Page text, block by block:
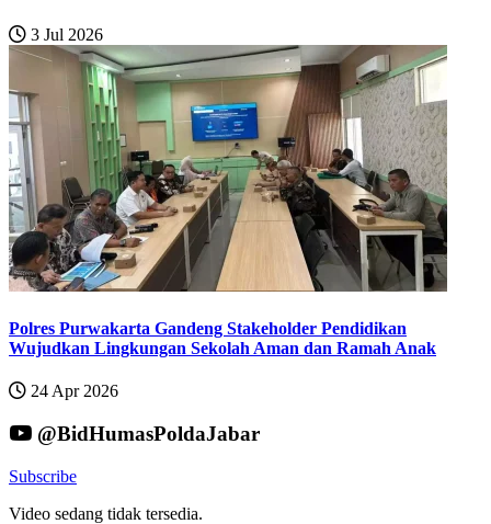
3 Jul 2026
Polres Purwakarta Gandeng Stakeholder Pendidikan
Wujudkan Lingkungan Sekolah Aman dan Ramah Anak
24 Apr 2026
@BidHumasPoldaJabar
Subscribe
Video sedang tidak tersedia.